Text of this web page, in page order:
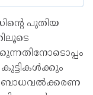
പുതിയ
കുട്ടികൾക്കും
ബോധവൽക്കരണ